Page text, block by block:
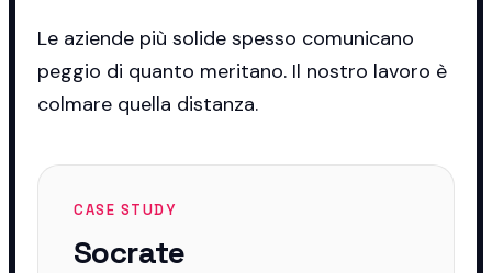
Le aziende più solide spesso comunicano
peggio di quanto meritano. Il nostro lavoro è
colmare quella distanza.
CASE STUDY
Socrate